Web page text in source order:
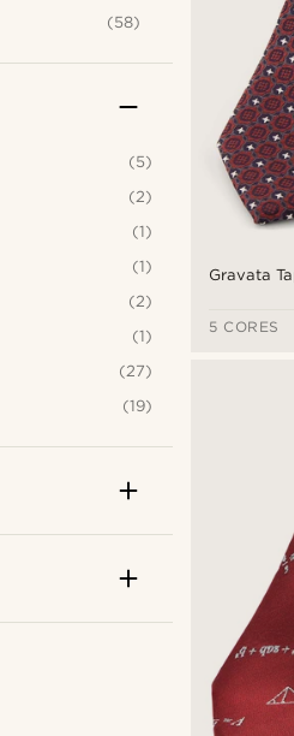
Gravata
5 CORES
(58)
(5)
(2)
(1)
(1)
(2)
(1)
(27)
(19)